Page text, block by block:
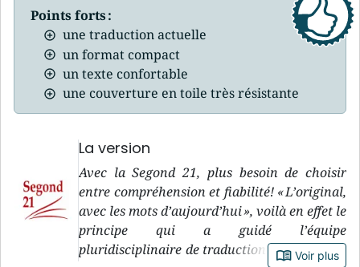
Points forts :
une traduction actuelle
un format compact
un texte confortable
une couverture en toile très résistante
La version
Avec la Segond 21, plus besoin de choisir
entre compréhension et fiabilité! « L’original,
avec les mots d’aujourd’hui », voilà en effet le
principe qui a guidé l’équipe
pluridisciplinaire de traduction de la version
book_open Voir plus